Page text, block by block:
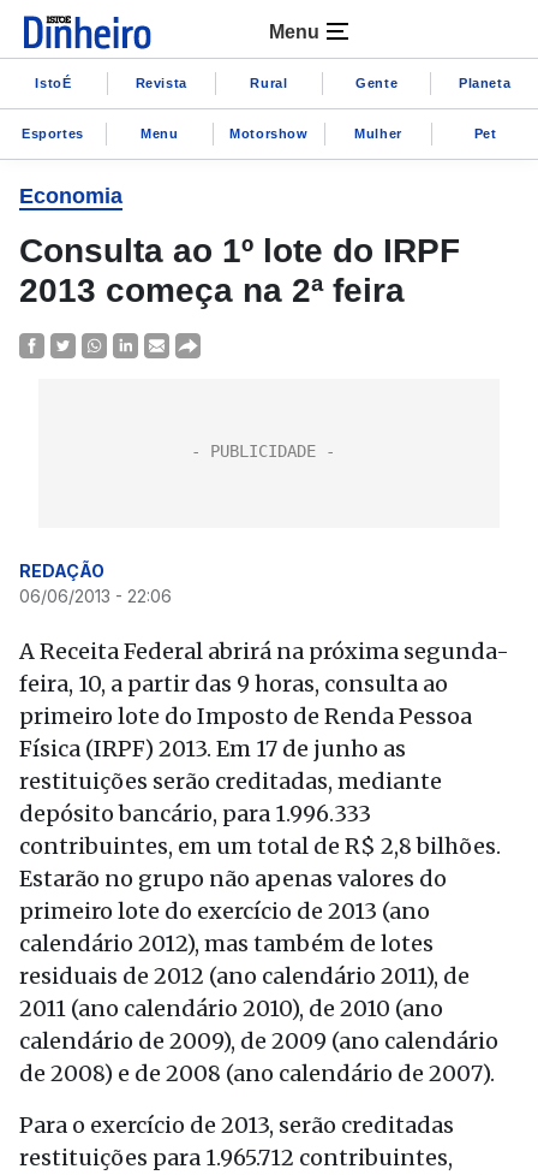
Menu
IstoÉ Revista Rural Gente Planeta
Esportes Menu Motorshow Mulher Pet
Economia
Consulta ao 1º lote do IRPF
2013 começa na 2ª feira
REDAÇÃO
06/06/2013 - 22:06
A Receita Federal abrirá na próxima segunda-
feira, 10, a partir das 9 horas, consulta ao
primeiro lote do Imposto de Renda Pessoa
Física (IRPF) 2013. Em 17 de junho as
restituições serão creditadas, mediante
depósito bancário, para 1.996.333
contribuintes, em um total de R$ 2,8 bilhões.
Estarão no grupo não apenas valores do
primeiro lote do exercício de 2013 (ano
calendário 2012), mas também de lotes
residuais de 2012 (ano calendário 2011), de
2011 (ano calendário 2010), de 2010 (ano
calendário de 2009), de 2009 (ano calendário
de 2008) e de 2008 (ano calendário de 2007).
Para o exercício de 2013, serão creditadas
restituições para 1.965.712 contribuintes,